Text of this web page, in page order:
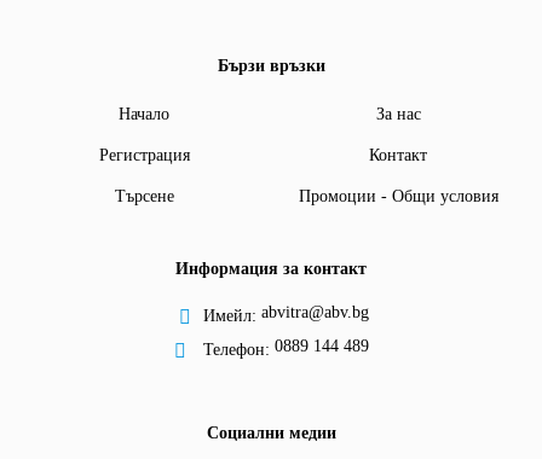
Бързи връзки
Начало За нас
Регистрация Контакт
Търсене Промоции - Общи условия
Информация за контакт
Имейл: abvitra@abv.bg
Телефон: 0889 144 489
Социални медии